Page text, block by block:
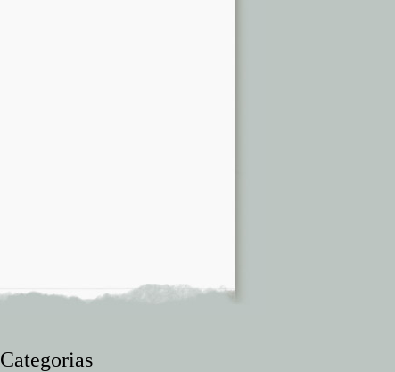
Categorias